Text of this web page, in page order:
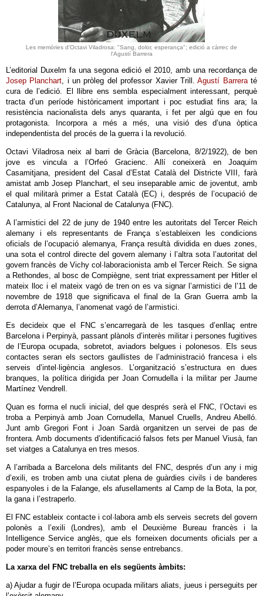
Les memòries d'Octavi Viladrosa: "Sang, dolor, esperança"; edició a càrrec de
l'Agustí Barrera
L’editorial Duxelm fa una segona edició el 2010, amb una recordança de
Josep Planchart, i un pròleg del professor Xavier Trill.Agustí Barreraté
cura de l’edició. El llibre ens sembla especialment interessant, perquè
tracta d’un període històricament important i poc estudiat fins ara; la
resistència nacionalista dels anys quaranta, i fet per algú que en fou
protagonista. Incorpora a més a més, una visió des d’una òptica
independentista del procés de la guerra i la revolució.
Octavi Viladrosa neix al barri de Gràcia (Barcelona, 8/2/1922), de ben
jove es vincula a l’Orfeó Gracienc. Allí coneixerà en Joaquim
Casamitjana, president del Casal d’Estat Català del Districte VIII, farà
amistat amb Josep Planchart, el seu inseparable amic de joventut, amb
el qual militarà primer a Estat Català (EC) i, després de l’ocupació de
Catalunya, al Front Nacional de Catalunya (FNC).
A l’armistici del 22 de juny de 1940 entre les autoritats del Tercer Reich
alemany i els representants de França s’estableixen les condicions
oficials de l’ocupació alemanya, França resultà dividida en dues zones,
una sota el control directe del govern alemany i l’altra sota l’autoritat del
govern francès de Vichy col·laboracionista amb el Tercer Reich. Se signa
a Rethondes, al bosc de Compiègne, sent triat expressament per Hitler el
mateix lloc i el mateix vagó de tren on es va signar l’armistici de l’11 de
novembre de 1918 que significava el final de la Gran Guerra amb la
derrota d’Alemanya, l’anomenat vagó de l’armistici.
Es decideix que el FNC s’encarregarà de les tasques d’enllaç entre
Barcelona i Perpinyà, passant plànols d’interès militar i persones fugitives
de l’Europa ocupada, sobretot, aviadors belgues i polonesos. Els seus
contactes seran els sectors gaullistes de l’administració francesa i els
serveis d’intel·ligència anglesos. L’organització s’estructura en dues
branques, la política dirigida per Joan Cornudella i la militar per Jaume
Martínez Vendrell.
Quan es forma el nucli inicial, del que després serà el FNC, l’Octavi es
troba a Perpinyà amb Joan Cornudella, Manuel Cruells, Andreu Abelló.
Junt amb Gregori Font i Joan Sardà organitzen un servei de pas de
frontera. Amb documents d’identificació falsos fets per Manuel Viusà, fan
set viatges a Catalunya en tres mesos.
A l’arribada a Barcelona dels militants del FNC, després d’un any i mig
d’exili, es troben amb una ciutat plena de guàrdies civils i de banderes
espanyoles i de la Falange, els afusellaments al Camp de la Bota, la por,
la gana i l’estraperlo.
El FNC estableix contacte i col·labora amb els serveis secrets del govern
polonès a l’exili (Londres), amb el Deuxième Bureau francès i la
Intelligence Service anglès, que els forneixen documents oficials per a
poder moure’s en territori francès sense entrebancs.
La xarxa del FNC treballa en els següents àmbits:
a) Ajudar a fugir de l’Europa ocupada militars aliats, jueus i perseguits per